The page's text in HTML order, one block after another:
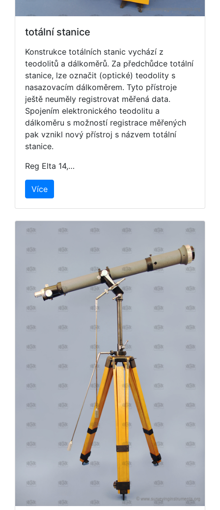
totální stanice
Konstrukce totálních stanic vychází z
teodolitů a dálkoměrů. Za předchůdce totální
stanice, lze označit (optické) teodolity s
nasazovacím dálkoměrem. Tyto přístroje
ještě neuměly registrovat měřená data.
Spojením elektronického teodolitu a
dálkoměru s možností registrace měřených
pak vznikl nový přístroj s názvem totální
stanice.
Reg Elta 14,…
Více